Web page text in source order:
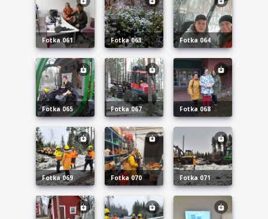
fotka 061 fotka 063 fotka 064
fotka 065 fotka 067 fotka 068
fotka 069 fotka 070 fotka 071